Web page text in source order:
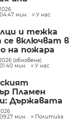
са сред
причини
мин.
У нас
и тежка
се включват в
на пожара
могила
(обновена)
мин.
У нас
Пламен
Държавата
засили
върху вноса
мин.
Политика